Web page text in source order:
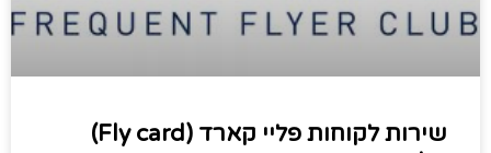
שירות לקוחות פליי קארד (Fly card)